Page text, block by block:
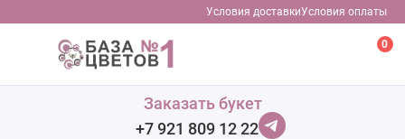
Условия доставкиУсловия оплаты
0
Заказать букет
+7 921 809 12 22